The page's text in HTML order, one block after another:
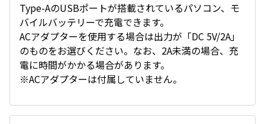
Type-AのUSBポートが搭載されているパソコン、モ
バイルバッテリーで充電できます。
ACアダプターを使用する場合は出力が「DC 5V/2A」
のものをお選びください。なお、2A未満の場合、充
電に時間がかかる場合があります。
※ACアダプターは付属していません。